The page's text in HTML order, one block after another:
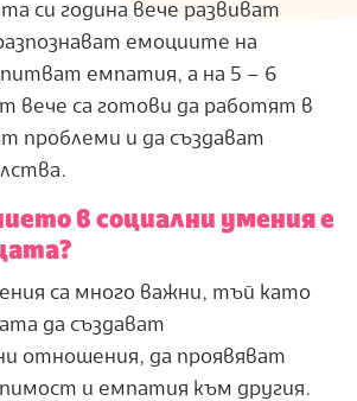
си година вече развиват
емоциите на
емпатия, а на 5 – 6
вече са готови да работят в
проблеми и да създават
в социални умения е
са много важни, тъй като
да създават
отношения, да проявяват
и емпатия към другия.